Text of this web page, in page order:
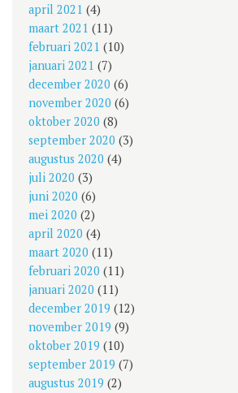
april 2021 (4)
maart 2021 (11)
februari 2021 (10)
januari 2021 (7)
december 2020 (6)
november 2020 (6)
oktober 2020 (8)
september 2020 (3)
augustus 2020 (4)
juli 2020 (3)
juni 2020 (6)
mei 2020 (2)
april 2020 (4)
maart 2020 (11)
februari 2020 (11)
januari 2020 (11)
december 2019 (12)
november 2019 (9)
oktober 2019 (10)
september 2019 (7)
augustus 2019 (2)